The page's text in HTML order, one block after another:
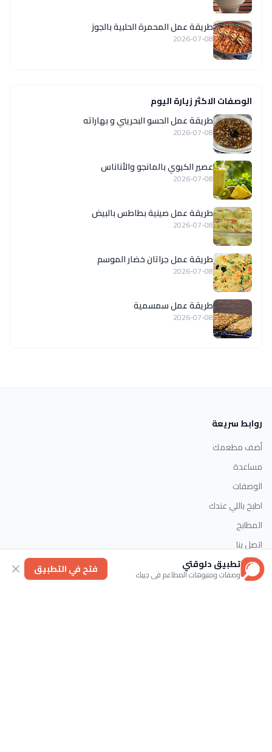
طريقة عمل المحمرة الحلبية بالجوز
2026-07-08
الوصفات الاكثر زيارة اليوم
طريقة عمل الحسو البحريني و بهاراته
2026-07-08
عصير الكيوي بالمانجو والأناناس
2026-07-08
طريقة عمل صينية بطاطس بالبيض
2026-07-08
طريقة عمل جراتان خضار الموسم
2026-07-08
طريقة عمل سمسمية
2026-07-08
روابط سريعة
أضف مطعمك
مساعدة
الوصفات
اطبخ باللي عندك
المطابخ
اتصل بنا
التصنيفات
تطبيق دلوقتي
وصفات ومنيوهات المطاعم في جيبك فتح في التطبيق